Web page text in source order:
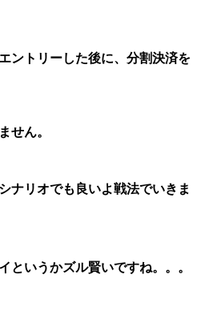
ントリーした後に、分割決済を
せん。
ナリオでも良いよ戦法でいきま
というかズル賢いですね。。。